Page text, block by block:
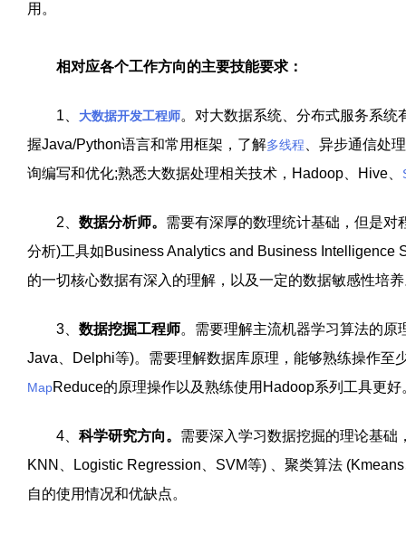
用。
相对应各个工作方向的主要技能要求：
1 大数据开发工程师。 对大数据系统、分布式服务系统
握Java/Python语言和常用框架，了解多线程
、异步通信处
询编写和优化;熟悉大数据处理相关技术， Hadoop Hive
2 数据分析师。 需要有深厚的数理统计基础，但是
分析)工具如Business Analytics and Business Intelligence
的一切核心数据有深入的理解，以及一定的数据敏感性培
3 数据挖掘工程师。 需要理解主流机器学习算法的原
Java
Delphi等)。需要理解数据库原理，能够熟练操作至
MapReduce的原理操作以及熟练使用 Hadoop系列工具更好
4 科学研究方向。 需要深入学习数据挖掘的理论基础
KNN
Logistic Regression SVM等) 、聚类算法 (Kmeans
自的使用情况和优缺点。